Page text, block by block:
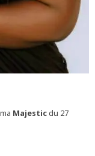
Majesticdu 27